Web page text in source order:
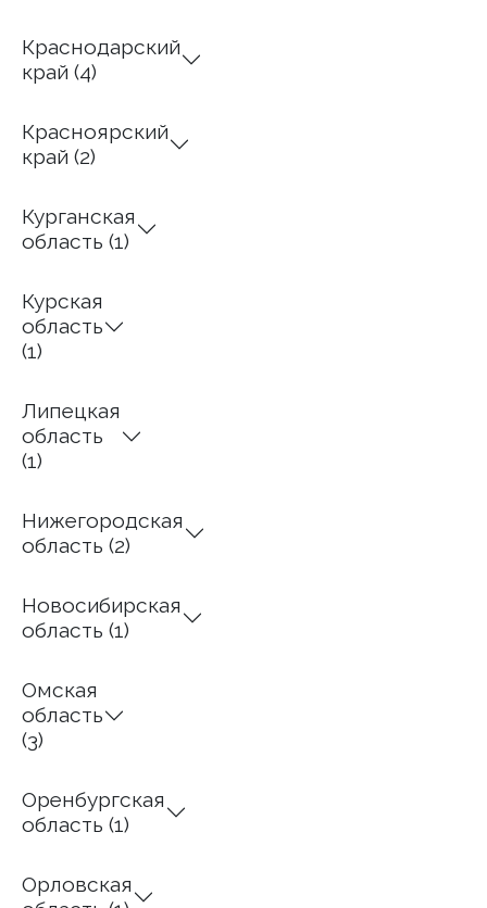
Краснодарский
край (4)
Красноярский
край (2)
Курганская
область (1)
Курская
область
(1)
Липецкая
область
(1)
Нижегородская
область (2)
Новосибирская
область (1)
Омская
область
(3)
Оренбургская
область (1)
Орловская